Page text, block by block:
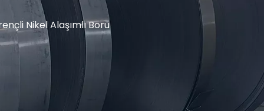
Nikel Alaşımlı Boru